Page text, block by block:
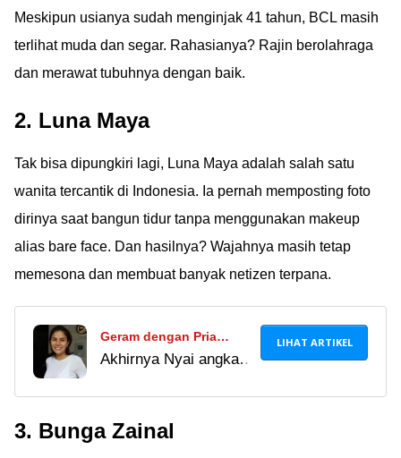
Meskipun usianya sudah menginjak 41 tahun, BCL masih
terlihat muda dan segar. Rahasianya? Rajin berolahraga
dan merawat tubuhnya dengan baik.
2. Luna Maya
Tak bisa dipungkiri lagi, Luna Maya adalah salah satu
wanita tercantik di Indonesia. Ia pernah memposting foto
dirinya saat bangun tidur tanpa menggunakan makeup
alias bare face. Dan hasilnya? Wajahnya masih tetap
memesona dan membuat banyak netizen terpana.
Geram dengan Pria
Tukang Selingkuh, Nikita
Lu Jangan Asal Masukin
Akhirnya Nyai angkat
suka selengki. Bener
LIHAT ARTIKEL
3. Bunga Zainal